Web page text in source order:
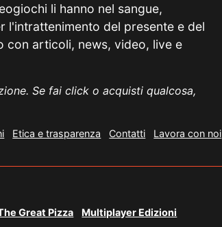
li hanno nel sangue,
l'intrattenimento del presente e del
con articoli, news, video, live e
Se fai click o acquisti qualcosa,
Etica e trasparenza Contatti
Lavora con noi
Great Pizza Multiplayer Edizioni